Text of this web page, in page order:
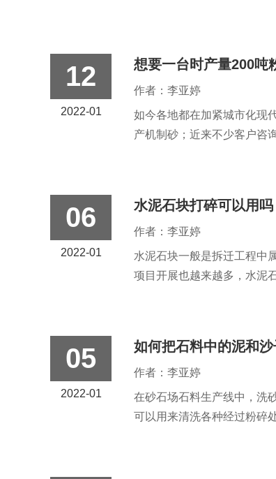
12
2022-01
想要一台时产量200吨
作者：李亚婷
如今各地都在加紧城市化现
产机制砂；近来不少客户咨
06
2022-01
水泥石块打碎可以用
作者：李亚婷
水泥石块一般是拆迁工程中
项目开展也越来越多，水泥
05
2022-01
如何把石料中的泥和
作者：李亚婷
在砂石场石料生产线中，洗
可以用来清洗各种经过粉碎